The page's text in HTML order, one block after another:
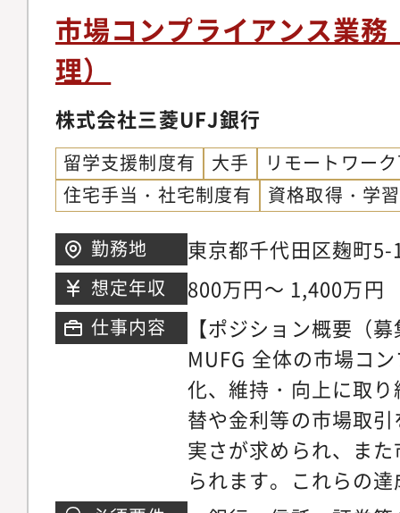
て個々の事情に応じ
に亘ってご活躍頂け
係者】国内営業店、
部等【想定キャリア
アで培った事務処理
ンスキルを活かして
とを想定しています
ことで、将来的には
ヘッドとして当該業
ポジションへの登用
市場コンプライアンス業
理）
株式会社三菱UFJ銀行
留学支援制度有 大手
リモートワー
住宅手当・社宅制度有
資格取得・学
勤務地
東京都千代田区麹町
ワー
想定年収 800万円～ 1,400万円
仕事内容
【ポジション概要（
MUFG 全体の市場コ
化、維持・向上に取
替や金利等の市場取
実さが求められ、ま
られます。これらの